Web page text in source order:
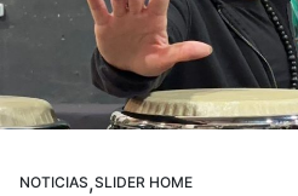
NOTICIAS,SLIDER HOME